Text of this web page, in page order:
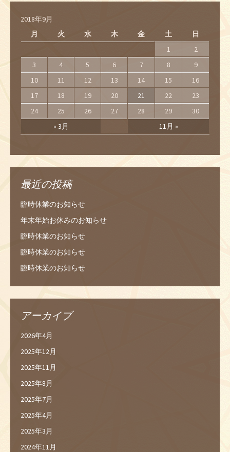
2018年9月
月
火 水 木 金 土 日
« 3月 11月 »
1
2
3
4 5 6 7 8
9
10
11 12 13 14 15
16
17
18 19 20 21 22
23
24
25 26 27 28 29 30
最近の投稿
臨時休業のお知らせ
年末年始お休みのお知らせ
臨時休業のお知らせ
臨時休業のお知らせ
臨時休業のお知らせ
アーカイブ
2026年4月
2025年12月
2025年11月
2025年8月
2025年7月
2025年4月
2025年3月
2024年11月